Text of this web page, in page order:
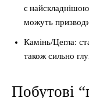
є
можуть
Камінь/Цегла:
також сильно
Побутові